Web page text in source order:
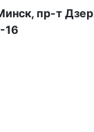
пр-т
16